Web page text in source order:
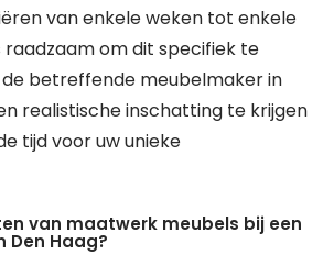
van enkele weken tot enkele
raadzaam om dit specifiek te
betreffende meubelmaker in
realistische inschatting te krijgen
tijd voor uw unieke
van maatwerk meubels bij een
Den Haag?